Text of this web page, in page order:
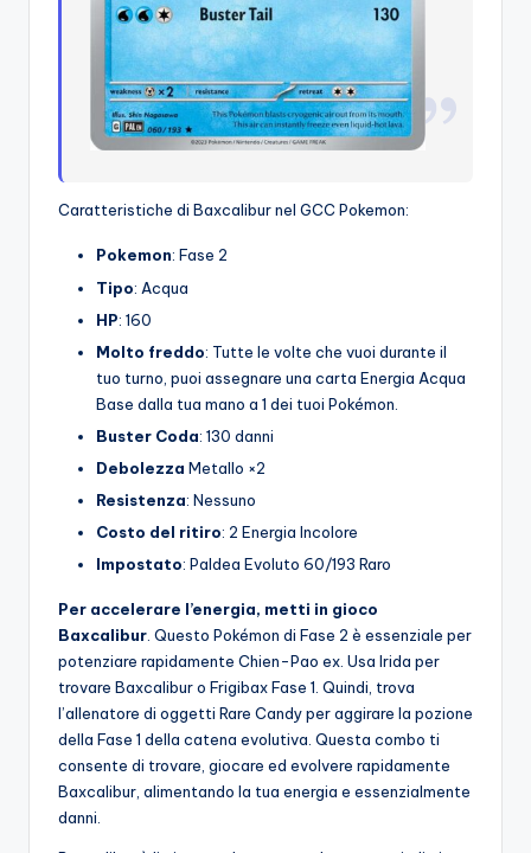
Caratteristiche di Baxcalibur nel GCC Pokemon:
Pokemon: Fase 2
Tipo: Acqua
HP: 160
Molto freddo: Tutte le volte che vuoi durante il
tuo turno, puoi assegnare una carta Energia Acqua
Base dalla tua mano a 1 dei tuoi Pokémon.
Buster Coda: 130 danni
Debolezza Metallo ×2
Resistenza: Nessuno
Costo del ritiro: 2 Energia Incolore
Impostato: Paldea Evoluto 60/193 Raro
Per accelerare l’energia, metti in gioco
Baxcalibur. Questo Pokémon di Fase 2 è essenziale per
potenziare rapidamente Chien-Pao ex. Usa Irida per
trovare Baxcalibur o Frigibax Fase 1. Quindi, trova
l’allenatore di oggetti Rare Candy per aggirare la pozione
della Fase 1 della catena evolutiva. Questa combo ti
consente di trovare, giocare ed evolvere rapidamente
Baxcalibur, alimentando la tua energia e essenzialmente
danni.